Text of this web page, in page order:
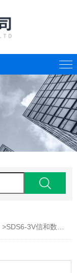
>SDS6-3V信和数显表